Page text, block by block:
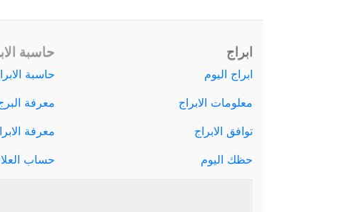
ابراج
ابراج اليوم
معلومات الابراج
توافق الابراج
حظك اليوم
حاسبة
حاسبة
معرفة
معرفة
حساب